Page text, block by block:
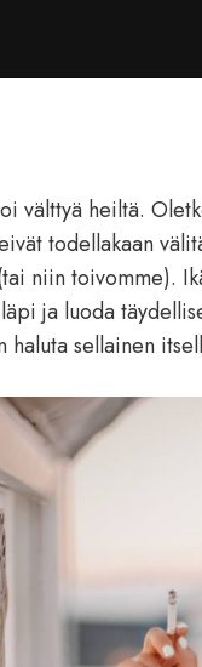
välttyä heiltä.
todellakaan
niin toivomme).
ja luoda
haluta sellainen